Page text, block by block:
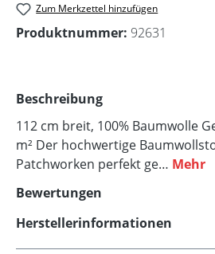
Zum Merkzettel hinzufügen
Produktnummer: 92631
Beschreibung
112 cm breit, 100% Baumwolle
m² Der hochwertige
Patchworken perfekt ge… Mehr
Bewertungen
Herstellerinformationen